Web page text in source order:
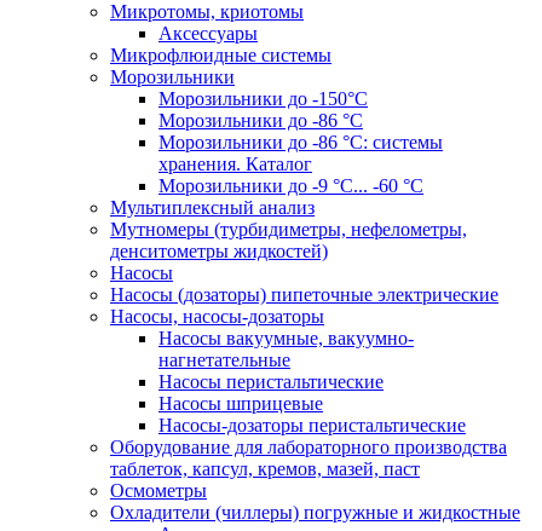
Микротомы, криотомы
Аксессуары
Микрофлюидные системы
Морозильники
Морозильники до -150°С
Морозильники до -86 °C
Морозильники до -86 °C: системы
хранения. Каталог
Морозильники до -9 °C... -60 °C
Мультиплексный анализ
Мутномеры (турбидиметры, нефелометры,
денситометры жидкостей)
Насосы
Насосы (дозаторы) пипеточные электрические
Насосы, насосы-дозаторы
Насосы вакуумные, вакуумно-
нагнетательные
Насосы перистальтические
Насосы шприцевые
Насосы-дозаторы перистальтические
Оборудование для лабораторного производства
таблеток, капсул, кремов, мазей, паст
Осмометры
Охладители (чиллеры) погружные и жидкостные